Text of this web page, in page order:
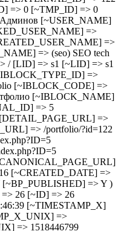
=> 0 [~TMP_ID] => 0
[~USER_NAME]
=>
=>
=> (seo) SEO tech
/ [LID] => s1 [~LID] => s1
=>
[~IBLOCK_CODE] =>
[~IBLOCK_NAME]
=> 5
=>
=> /portfolio/?id=122
[~CREATED_DATE] =>
[~BP_PUBLISHED] => Y )
26 [~ID] => 26
[~TIMESTAMP_X]
=>
=> 1518446799